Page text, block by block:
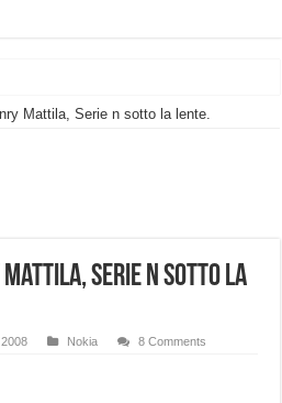
lo appoggi e fa tutto lui! (Senza
bike elettrica biammortizzata.
sicurezza e controllo da remoto.
Mattila, Serie n sotto la lente.
Serie n sotto la
Nokia 8 Comments